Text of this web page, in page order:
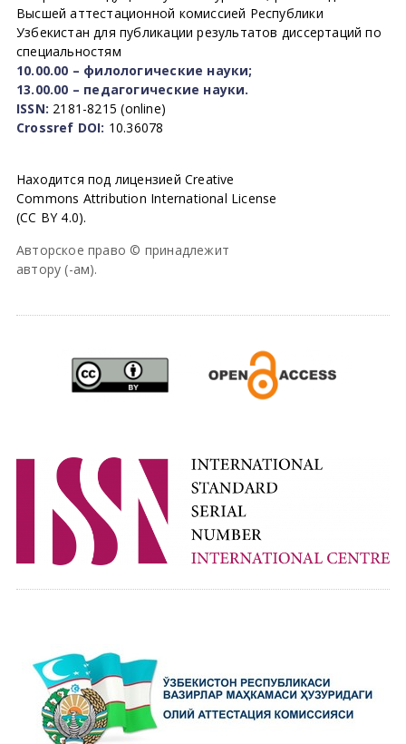
Высшей аттестационной комиссией Республики
Узбекистан для публикации результатов диссертаций по
специальностям
10.00.00 – филологические науки;
13.00.00 – педагогические науки.
ISSN: 2181-8215 (online)
Crossref DOI: 10.36078
Находится под лицензией Creative
Commons Attribution International License
(CC BY 4.0).
Авторское право © принадлежит
автору (-ам).